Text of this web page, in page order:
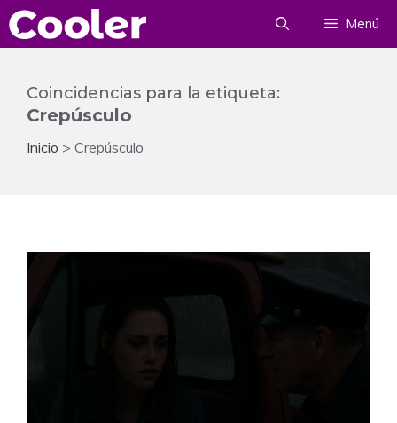
Saltar
al
Menú
Coincidencias para la etiqueta:
Crepúsculo
Inicio > Crepúsculo